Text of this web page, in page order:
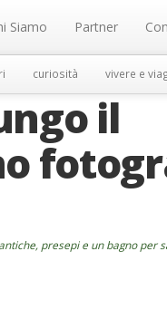
Siamo Partner
curiosità vivere e
il
presepi e un bagno per